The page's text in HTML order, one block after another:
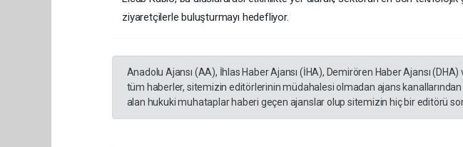
ziyaretçilerle buluşturmayı hedefliyor.
Anadolu Ajansı (AA), İhlas Haber Ajansı (İHA), Demirören Haber Ajansı
tüm haberler, sitemizin editörlerinin müdahalesi olmadan ajans
alan hukuki muhataplar haberi geçen ajanslar olup sitemizin hiç bir editörü